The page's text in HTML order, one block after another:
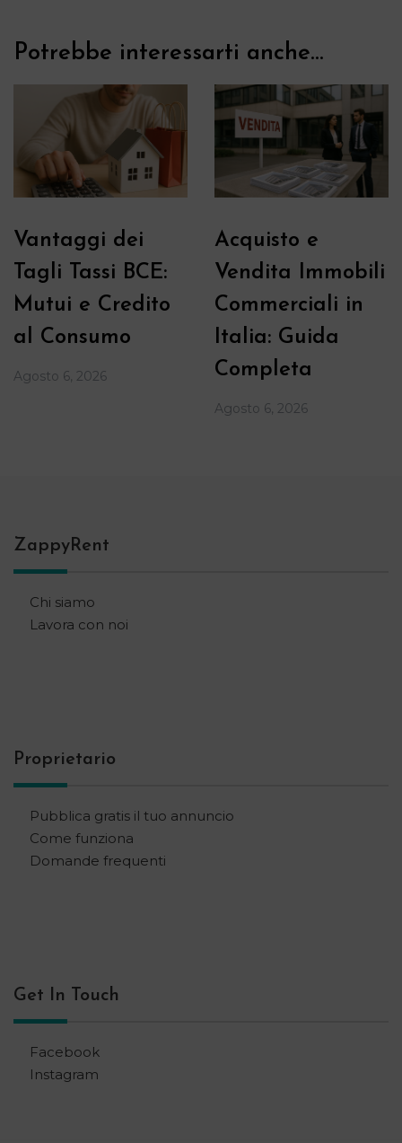
Potrebbe interessarti anche...
Vantaggi dei
Tagli Tassi BCE:
Mutui e Credito
al Consumo
Agosto 6, 2026
Acquisto e
Vendita Immobili
Commerciali in
Italia: Guida
Completa
Agosto 6, 2026
ZappyRent
Chi siamo
Lavora con noi
Proprietario
Pubblica gratis il tuo annuncio
Come funziona
Domande frequenti
Get In Touch
Facebook
Instagram